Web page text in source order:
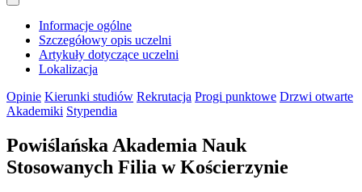
Informacje ogólne
Szczegółowy opis uczelni
Artykuły dotyczące uczelni
Lokalizacja
Opinie Kierunki studiów Rekrutacja Progi punktowe Drzwi otwarte
Akademiki Stypendia
Powiślańska Akademia Nauk
Stosowanych Filia w Kościerzynie